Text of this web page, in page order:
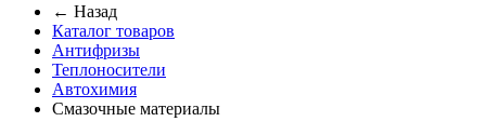
← Назад
Каталог товаров
Антифризы
Теплоносители
Автохимия
Смазочные материалы